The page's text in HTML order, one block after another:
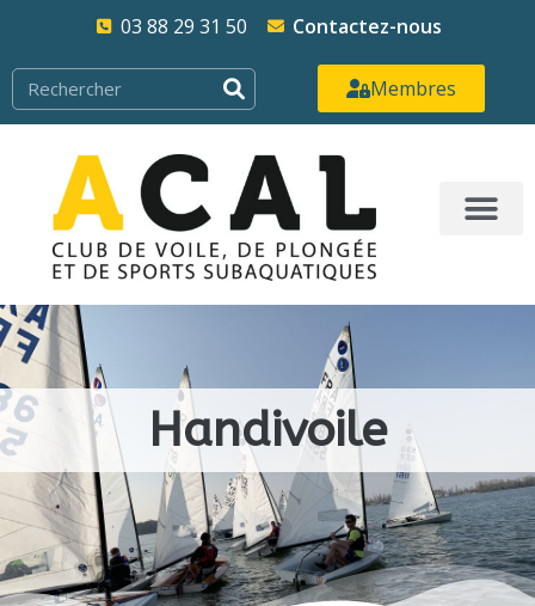
03 88 29 31 50 Contactez-nous
Membres
Handivoile